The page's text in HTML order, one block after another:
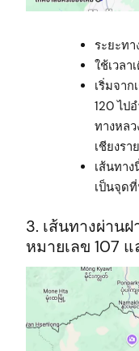
ระยะท
ใช้เวล
เริ่มจา
120 ไป
ทางหล
เชียงราย
เส้นทา
เป็นจุด
3. เส้นทางผ่าน
หมายเลข 107 แ